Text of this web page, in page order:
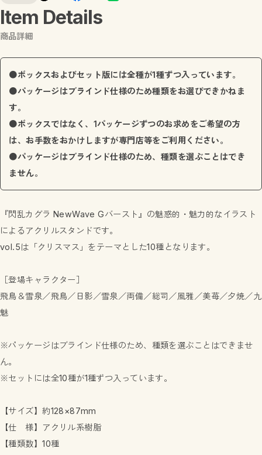
Item Details
商品詳細
●ボックスおよびセット版には全種が1種ずつ入っています。
●パッケージはブラインド仕様のため種類をお選びできかねま
す。
●ボックスではなく、1パッケージずつのお求めをご希望の方
は、お手数をおかけしますが専門店等をご利用ください。
●パッケージはブラインド仕様のため、種類を選ぶことはでき
ません。
『閃乱カグラ NewWave Gバースト』の魅惑的・魅力的なイラスト
によるアクリルスタンドです。
vol.5は「クリスマス」をテーマとした10種となります。
［登場キャラクター］
飛鳥＆雪泉／飛鳥／日影／雪泉／両備／総司／風雅／美苺／夕焼／九
魅
※パッケージはブラインド仕様のため、種類を選ぶことはできませ
ん。
※セットには全10種が1種ずつ入っています。
【サイズ】約128×87mm
【仕 様】アクリル系樹脂
【種類数】10種